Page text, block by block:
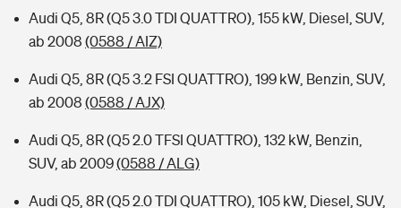
Sie haben Fragen?
Audi Q5, 8R (Q5 3.0 TDI QUATTRO), 155 kW, Diesel, SUV,
ab 2008 (0588 / AIZ)
Audi Q5, 8R (Q5 3.2 FSI QUATTRO), 199 kW, Benzin, SUV,
ab 2008 (0588 / AJX)
Audi Q5, 8R (Q5 2.0 TFSI QUATTRO), 132 kW, Benzin,
SUV, ab 2009(0588 / ALG)
Audi Q5, 8R (Q5 2.0 TDI QUATTRO), 105 kW, Diesel, SUV,